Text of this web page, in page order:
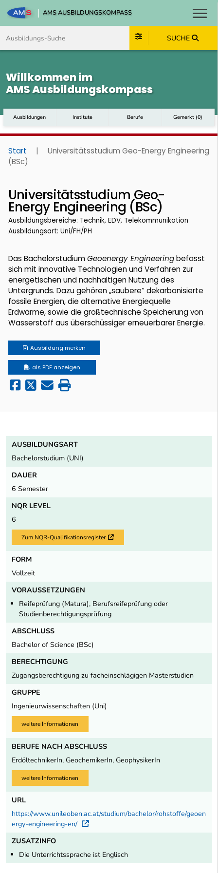
AMS AUSBILDUNGSKOMPASS
SUCHE
Willkommen im
AMS Ausbildungskompass
Ausbildungen Institute Berufe Gemerkt (0)
Start |
Universitätsstudium Geo-Energy Engineering
(BSc)
Universitätsstudium Geo-
Energy Engineering (BSc)
Ausbildungsbereiche: Technik, EDV, Telekommunikation
Ausbildungsart: Uni/FH/PH
Das BachelorstudiumGeoenergy Engineeringbefasst
sich mit innovative Technologien und Verfahren zur
energetischen und nachhaltigen Nutzung des
Untergrunds. Dazu gehören „saubere“ dekarbonisierte
fossile Energien, die alternative Energiequelle
Erdwärme, sowie die großtechnische Speicherung von
Wasserstoff aus überschüssiger erneuerbarer Energie.
Ausbildung merken
als PDF anzeigen
AUSBILDUNGSART
Bachelorstudium (UNI)
DAUER
6 Semester
NQR LEVEL
6
Zum NQR-Qualifikationsregister Externer Link
FORM
Vollzeit
VORAUSSETZUNGEN
Reifeprüfung (Matura), Berufsreifeprüfung oder
Studienberechtigungsprüfung
ABSCHLUSS
Bachelor of Science (BSc)
BERECHTIGUNG
Zugangsberechtigung zu facheinschlägigen Masterstudien
GRUPPE
Ingenieurwissenschaften (Uni)
weitere Informationen
BERUFE NACH ABSCHLUSS
ErdöltechnikerIn, GeochemikerIn, GeophysikerIn
weitere Informationen
URL
https://www.unileoben.ac.at/studium/bachelor/rohstoffe/geoen
ergy-engineering-en/
Externer Link
ZUSATZINFO
Die Unterrichtssprache ist Englisch